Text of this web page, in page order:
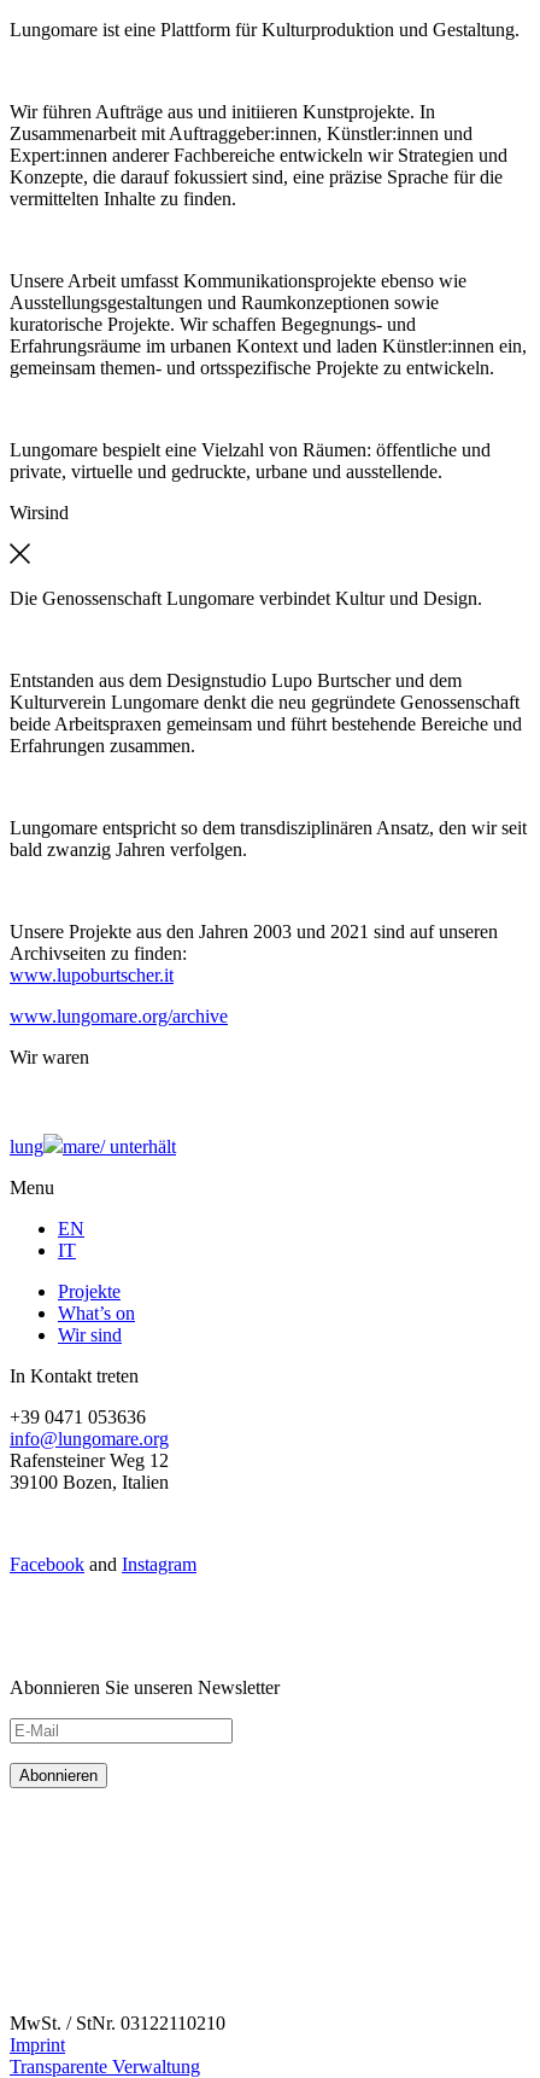
Lungomare ist eine Plattform für Kulturproduktion und Gestaltung.
Wir führen Aufträge aus und initiieren Kunstprojekte. In
Zusammenarbeit mit Auftraggeber:innen, Künstler:innen und
Expert:innen anderer Fachbereiche entwickeln wir Strategien und
Konzepte, die darauf fokussiert sind, eine präzise Sprache für die
vermittelten Inhalte zu finden.
Unsere Arbeit umfasst Kommunikationsprojekte ebenso wie
Ausstellungsgestaltungen und Raumkonzeptionen sowie
kuratorische Projekte. Wir schaffen Begegnungs- und
Erfahrungsräume im urbanen Kontext und laden Künstler:innen ein,
gemeinsam themen- und ortsspezifische Projekte zu entwickeln.
Lungomare bespielt eine Vielzahl von Räumen: öffentliche und
private, virtuelle und gedruckte, urbane und ausstellende.
Wirsind
Die Genossenschaft Lungomare verbindet Kultur und Design.
Entstanden aus dem Designstudio Lupo Burtscher und dem
Kulturverein Lungomare denkt die neu gegründete Genossenschaft
beide Arbeitspraxen gemeinsam und führt bestehende Bereiche und
Erfahrungen zusammen.
Lungomare entspricht so dem transdisziplinären Ansatz, den wir seit
bald zwanzig Jahren verfolgen.
Unsere Projekte aus den Jahren 2003 und 2021 sind auf unseren
Archivseiten zu finden:
www.lupoburtscher.it
www.lungomare.org/archive
Wir waren
lung mare/unterhält
Menu
EN
IT
Projekte
What’s on
Wir sind
In Kontakt treten
+39 0471 053636
info@lungomare.org
Rafensteiner Weg 12
39100 Bozen, Italien
Facebook and Instagram
Abonnieren Sie unseren Newsletter
MwSt. / StNr. 03122110210
Imprint
Transparente Verwaltung